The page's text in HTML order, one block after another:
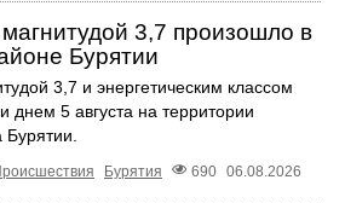
3,7 произошло в
Бурятии
3,7 и энергетическим классом
днем 5 августа на территории
Бурятии.
Бурятия 690 06.08.2026